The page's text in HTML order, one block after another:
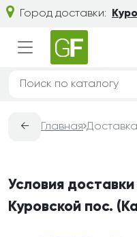
Город доставки:
← Главная
Условия
Куровской пос.